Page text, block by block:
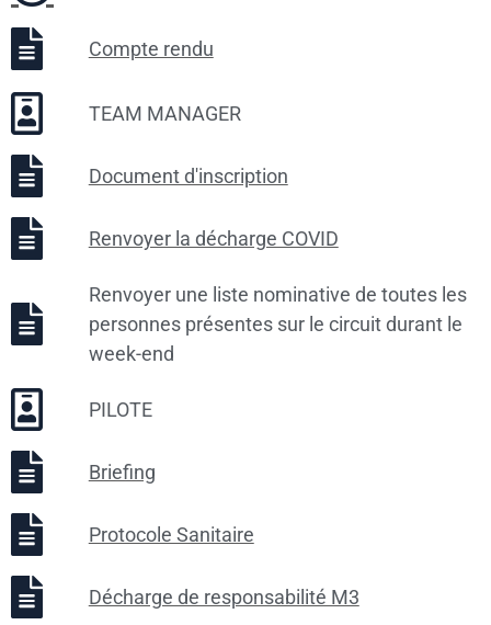
Compte rendu
TEAM MANAGER
Document d'inscription
Renvoyer la décharge COVID
Renvoyer une liste nominative de toutes les
personnes présentes sur le circuit durant le
week-end
PILOTE
Briefing
Protocole Sanitaire
Décharge de responsabilité M3